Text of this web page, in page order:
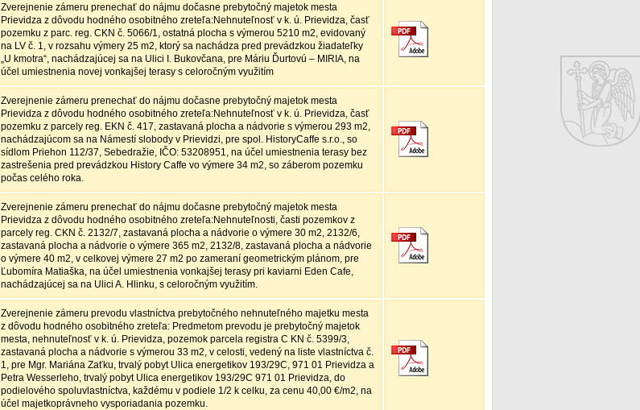
Zverejnenie zámeru prenechať do nájmu dočasne prebytočný majetok mesta
Prievidza z dôvodu hodného osobitného zreteľa:Nehnuteľnosť v k. ú. Prievidza, časť
pozemku z parc. reg. CKN č. 5066/1, ostatná plocha s výmerou 5210 m2, evidovaný
na LV č. 1, v rozsahu výmery 25 m2, ktorý sa nachádza pred prevádzkou žiadateľky
„U kmotra“, nachádzajúcej sa na Ulici I. Bukovčana, pre Máriu Ďurtovú – MIRIA, na
účel umiestnenia novej vonkajšej terasy s celoročným využitím
Zverejnenie zámeru prenechať do nájmu dočasne prebytočný majetok mesta
Prievidza z dôvodu hodného osobitného zreteľa:Nehnuteľnosť v k. ú. Prievidza, časť
pozemku z parcely reg. EKN č. 417, zastavaná plocha a nádvorie s výmerou 293 m2,
nachádzajúcom sa na Námestí slobody v Prievidzi, pre spol. HistoryCaffe s.r.o., so
sídlom Priehon 112/37, Sebedražie, IČO: 53208951, na účel umiestnenia terasy bez
zastrešenia pred prevádzkou History Caffe vo výmere 34 m2, so záberom pozemku
počas celého roka.
Zverejnenie zámeru prenechať do nájmu dočasne prebytočný majetok mesta
Prievidza z dôvodu hodného osobitného zreteľa:Nehnuteľnosti, časti pozemkov z
parcely reg. CKN č. 2132/7, zastavaná plocha a nádvorie o výmere 30 m2, 2132/6,
zastavaná plocha a nádvorie o výmere 365 m2, 2132/8, zastavaná plocha a nádvorie
o výmere 40 m2, v celkovej výmere 27 m2 po zameraní geometrickým plánom, pre
Ľubomíra Matiaška, na účel umiestnenia vonkajšej terasy pri kaviarni Eden Cafe,
nachádzajúcej sa na Ulici A. Hlinku, s celoročným využitím.
Zverejnenie zámeru prevodu vlastníctva prebytočného nehnuteľného majetku mesta
z dôvodu hodného osobitného zreteľa: Predmetom prevodu je prebytočný majetok
mesta, nehnuteľnosť v k. ú. Prievidza, pozemok parcela registra C KN č. 5399/3,
zastavaná plocha a nádvorie s výmerou 33 m2, v celosti, vedený na liste vlastníctva č.
1, pre Mgr. Mariána Zaťku, trvalý pobyt Ulica energetikov 193/29C, 971 01 Prievidza a
Petra Wesserleho, trvalý pobyt Ulica energetikov 193/29C 971 01 Prievidza, do
podielového spoluvlastníctva, každému v podiele 1/2 k celku, za cenu 40,00 €/m2, na
účel majetkoprávneho vysporiadania pozemku.